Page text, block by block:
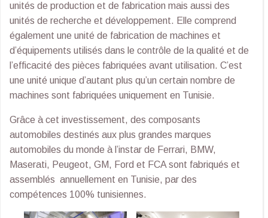
unités de production et de fabrication mais aussi des
unités de recherche et développement. Elle comprend
également une unité de fabrication de machines et
d’équipements utilisés dans le contrôle de la qualité et de
l’efficacité des pièces fabriquées avant utilisation. C’est
une unité unique d’autant plus qu’un certain nombre de
machines sont fabriquées uniquement en Tunisie.
Grâce à cet investissement, des composants
automobiles destinés aux plus grandes marques
automobiles du monde à l’instar de Ferrari, BMW,
Maserati, Peugeot, GM, Ford et FCA sont fabriqués et
assemblés annuellement en Tunisie, par des
compétences 100% tunisiennes.